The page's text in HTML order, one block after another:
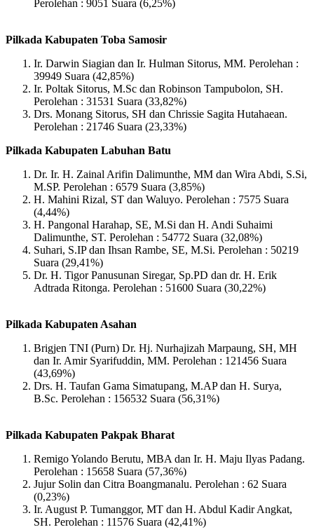
Perolehan : 9051 Suara (6,25%)
Pilkada Kabupaten Toba Samosir
Ir. Darwin Siagian dan Ir. Hulman Sitorus, MM. Perolehan :
39949 Suara (42,85%)
Ir. Poltak Sitorus, M.Sc dan Robinson Tampubolon, SH.
Perolehan : 31531 Suara (33,82%)
Drs. Monang Sitorus, SH dan Chrissie Sagita Hutahaean.
Perolehan : 21746 Suara (23,33%)
Pilkada Kabupaten Labuhan Batu
Dr. Ir. H. Zainal Arifin Dalimunthe, MM dan Wira Abdi, S.Si,
M.SP. Perolehan : 6579 Suara (3,85%)
H. Mahini Rizal, ST dan Waluyo. Perolehan : 7575 Suara
(4,44%)
H. Pangonal Harahap, SE, M.Si dan H. Andi Suhaimi
Dalimunthe, ST. Perolehan : 54772 Suara (32,08%)
Suhari, S.IP dan Ihsan Rambe, SE, M.Si. Perolehan : 50219
Suara (29,41%)
Dr. H. Tigor Panusunan Siregar, Sp.PD dan dr. H. Erik
Adtrada Ritonga. Perolehan : 51600 Suara (30,22%)
Pilkada Kabupaten Asahan
Brigjen TNI (Purn) Dr. Hj. Nurhajizah Marpaung, SH, MH
dan Ir. Amir Syarifuddin, MM. Perolehan : 121456 Suara
(43,69%)
Drs. H. Taufan Gama Simatupang, M.AP dan H. Surya,
B.Sc. Perolehan : 156532 Suara (56,31%)
Pilkada Kabupaten Pakpak Bharat
Remigo Yolando Berutu, MBA dan Ir. H. Maju Ilyas Padang.
Perolehan : 15658 Suara (57,36%)
Jujur Solin dan Citra Boangmanalu. Perolehan : 62 Suara
(0,23%)
Ir. August P. Tumanggor, MT dan H. Abdul Kadir Angkat,
SH. Perolehan : 11576 Suara (42,41%)